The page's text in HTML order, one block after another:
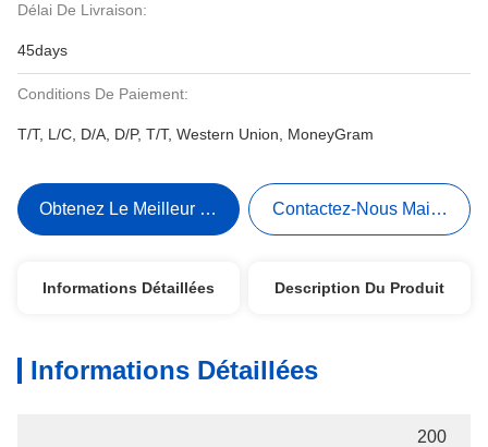
Délai De Livraison:
45days
Conditions De Paiement:
T/T, L/C, D/A, D/P, T/T, Western Union, MoneyGram
Obtenez Le Meilleur Prix Contactez-Nous Maintenant
Informations Détaillées Description Du Produit
Informations Détaillées
200